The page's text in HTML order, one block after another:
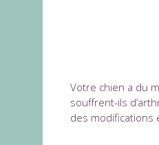
Votre chien a du
souffrent-ils
des modifications